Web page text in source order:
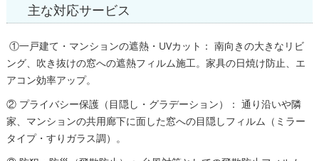
主な対応サービス
①一戸建て・マンションの遮熱・UVカット： 南向きの大きなリビ
ング、吹き抜けの窓への遮熱フィルム施工。家具の日焼け防止、エ
アコン効率アップ。
② プライバシー保護（目隠し・グラデーション）： 通り沿いや隣
家、マンションの共用廊下に面した窓への目隠しフィルム（ミラー
タイプ・すりガラス調）。